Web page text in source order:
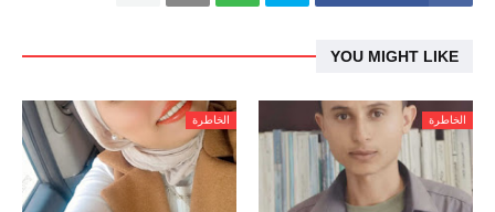
YOU MIGHT LIKE
الخاطرة الخاطرة